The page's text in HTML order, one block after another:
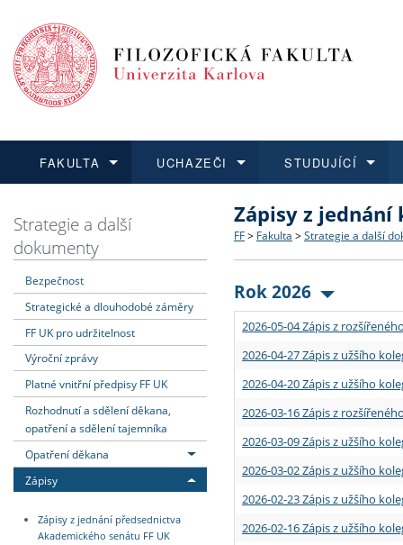
FAKULTA
Dozvědět se více
Struktura a historie
Strategie a další
Podpora a benefity pro
Absolventi fakulty
UCHAZEČI
Podat přihlášku
Co studovat a jak se
Učitelské studijní
Informace k průběhu
STUDUJÍCÍ
Dozvědět se více
Bakalářské a magisterské
Doktorské studium
Rigorózní řízení
Dozvědět se více
O vědě a výzkumu na FF
Akademické kvalifikace
Granty a projekty
Dozvědět se více
Aktuální nabídky a
Vyjíždějící studenti
Přijíždějící studenti
Vyjíždějící zaměstnanci
Strategie a další
dokumenty
Bezpečnost
Strategické a dlouhodobé záměry
FF UK pro udržitelnost
Výroční zprávy
Platné vnitřní předpisy FF UK
Rozhodnutí a sdělení děkana,
opatření a sdělení tajemníka
Opatření děkana
Zápisy
Zápisy z jednání předsednictva
Akademického senátu FF UK
Zápisy z jednání
FF > Fakulta > Strategie a další
Rok 2026
2026-05-04 Zápis z
2026-04-27 Zápis z užšího
2026-04-20 Zápis z užšího
2026-03-16 Zápis z
2026-03-09 Zápis z užšího
2026-03-02 Zápis z užšího
2026-02-23 Zápis z užšího
2026-02-16 Zápis z užšího